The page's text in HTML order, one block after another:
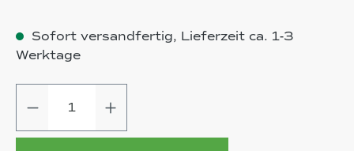
Sofort versandfertig, Lieferzeit ca. 1-3
Werktage